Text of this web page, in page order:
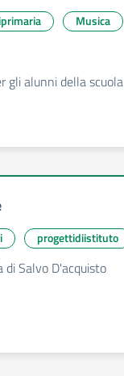
Musica
gli alunni della scuola
progettidiistituto
Salvo D'acquisto